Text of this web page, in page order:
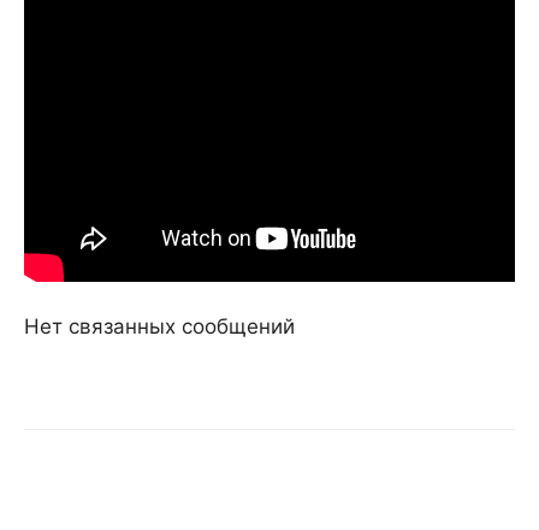
Нет связанных сообщений